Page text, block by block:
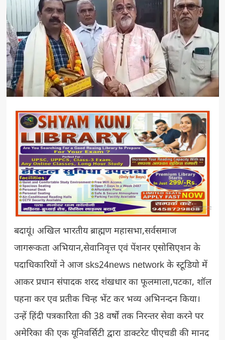
बदायूं। अखिल भारतीय ब्राह्मण महासभा,सर्वसमाज
जागरूकता अभियान,सेवानिवृत्त एवं पेंशनर एसोसिएशन के
पदाधिकारियों ने आज sks24news network के स्टूडियो में
आकर प्रधान संपादक शरद शंखधार का फूलमाला,पटका, शॉल
पहना कर एव प्रतीक चिन्ह भेंट कर भव्य अभिनन्दन किया।
उन्हें हिंदी पत्रकारिता की 38 वर्षों तक निरन्तर सेवा करने पर
अमेरिका की एक यूनिवर्सिटी द्वारा डाक्टरेट पीएचडी की मानद